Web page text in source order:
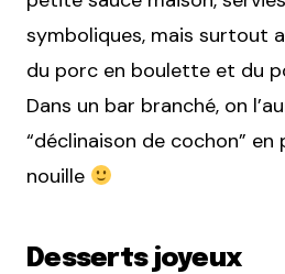
symboliques, mais surtout
du porc en boulette et du
Dans un bar branché, on
“déclinaison de cochon”
nouille
Desserts joyeux